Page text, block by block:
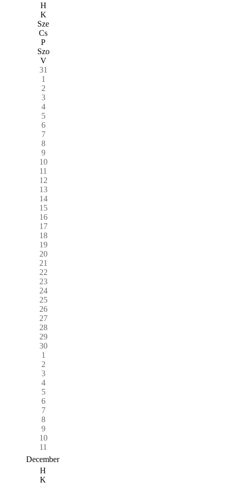
H
K
Sze
Cs
P
Szo
V
31
1
2
3
4
5
6
7
8
9
10
11
12
13
14
15
16
17
18
19
20
21
22
23
24
25
26
27
28
29
30
1
2
3
4
5
6
7
8
9
10
11
December
H
K